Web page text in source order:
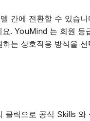
간에 전환할 수 있습
. YouMind 는 회원 등
는 상호작용 방식을
릭으로 공식 Skills 와